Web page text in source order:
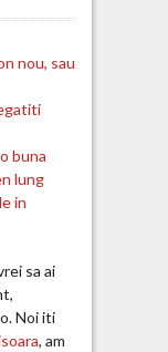
nou, sau
buna
lung
in
sa ai
Noi iti
, am